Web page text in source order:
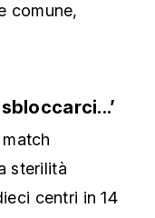
comune,
sterilità
centri in 14